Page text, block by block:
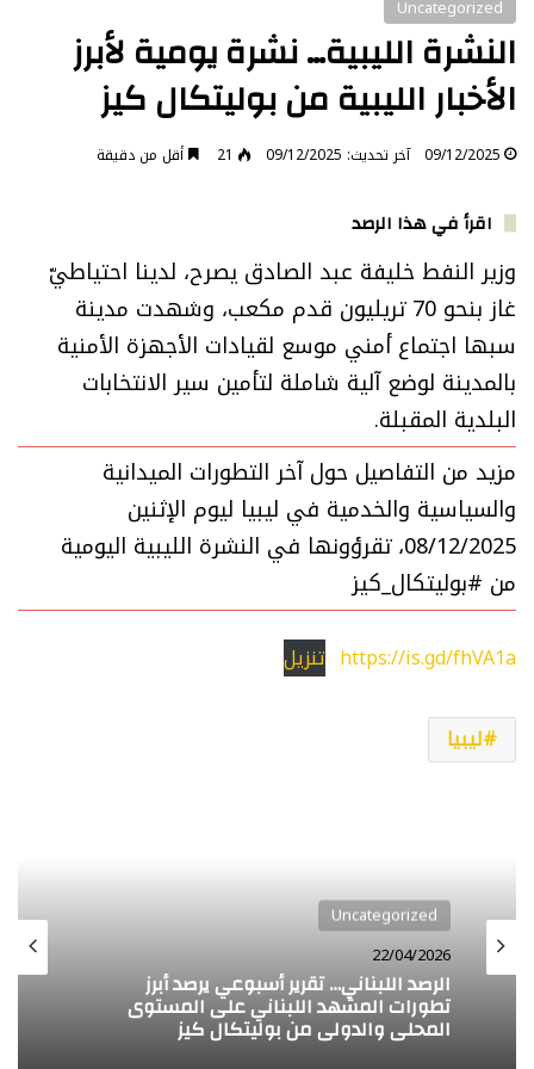
Uncategorized
النشرة الليبية… نشرة يومية لأبرز
الأخبار الليبية من بوليتكال كيز
09/12/2025 آخر تحديث: 09/12/2025 21 أقل من دقيقة
اقرأ في هذا الرصد
وزير النفط خليفة عبد الصادق يصرح، لدينا احتياطيّ
غاز بنحو 70 تريليون قدم مكعب، وشهدت مدينة
سبها اجتماع أمني موسع لقيادات الأجهزة الأمنية
بالمدينة لوضع آلية شاملة لتأمين سير الانتخابات
البلدية المقبلة.
مزيد من التفاصيل حول آخر التطورات الميدانية
والسياسية والخدمية في ليبيا ليوم الإثنين
08/12/2025، تقرؤونها في النشرة الليبية اليومية
من #بوليتكال_كيز
https://is.gd/fhVA1a تنزيل
ليبيا
22/04/2026
Uncategorized
28/03/2026